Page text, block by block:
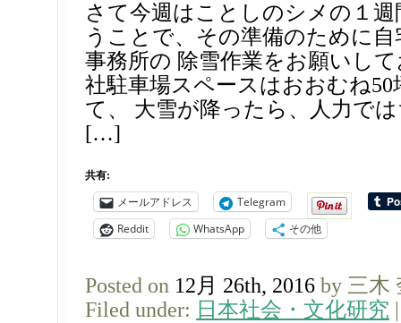
さて今週はことしのシメの１
うことで、その準備のために
事務所の 除雪作業をお願いし
社駐車場スペースはおおむね
て、 大雪が降ったら、人力で
[…]
共有:
メールアドレス
Telegram
Reddit
WhatsApp その他
Posted on 12月 26th, 2016 by 三木
Filed under: 日本社会・文化研究